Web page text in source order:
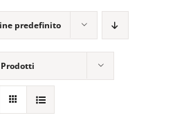
predefinito
Prodotti